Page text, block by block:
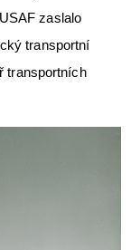
zaslalo
transportní
transportních